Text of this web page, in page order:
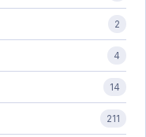
2
4
14
211